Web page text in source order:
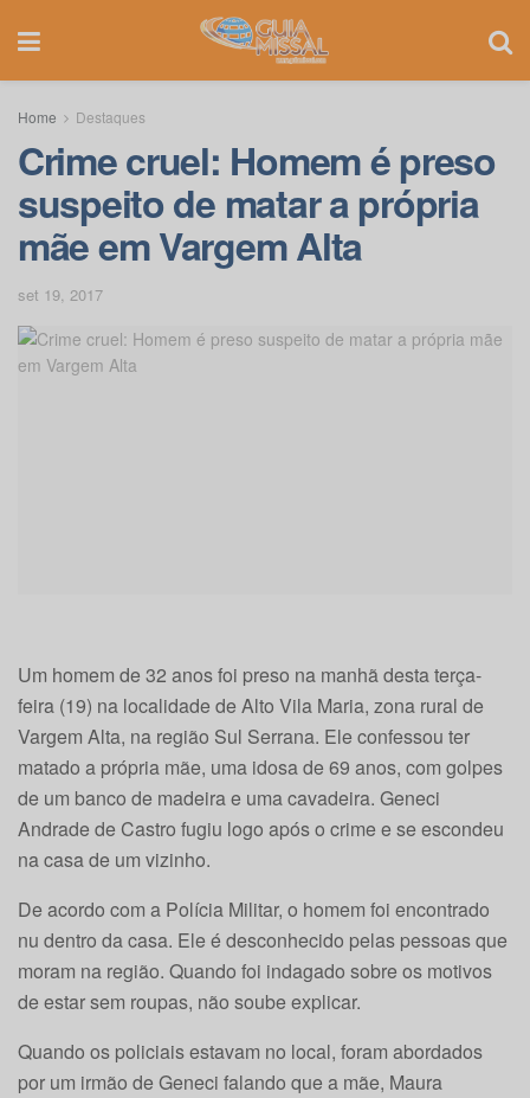
Home Destaques
Crime cruel: Homem é preso
suspeito de matar a própria
mãe em Vargem Alta
set 19, 2017
Um homem de 32 anos foi preso na manhã desta terça-
feira (19) na localidade de Alto Vila Maria, zona rural de
Vargem Alta, na região Sul Serrana. Ele confessou ter
matado a própria mãe, uma idosa de 69 anos, com golpes
de um banco de madeira e uma cavadeira. Geneci
Andrade de Castro fugiu logo após o crime e se escondeu
na casa de um vizinho.
De acordo com a Polícia Militar, o homem foi encontrado
nu dentro da casa. Ele é desconhecido pelas pessoas que
moram na região. Quando foi indagado sobre os motivos
de estar sem roupas, não soube explicar.
Quando os policiais estavam no local, foram abordados
por um irmão de Geneci falando que a mãe, Maura